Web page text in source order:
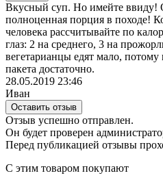
Вкусный суп. Но имейте ввиду!
полноценная порция в походе!
человека рассчитывайте по
глаз: 2 на среднего, 3 на
вегетарианцы едят мало,
пакета достаточно.
28.05.2019 23:46
Иван
Оставить отзыв
Отзыв успешно отправлен.
Он будет проверен
Перед публикацией отзывы
С этим товаром покупают